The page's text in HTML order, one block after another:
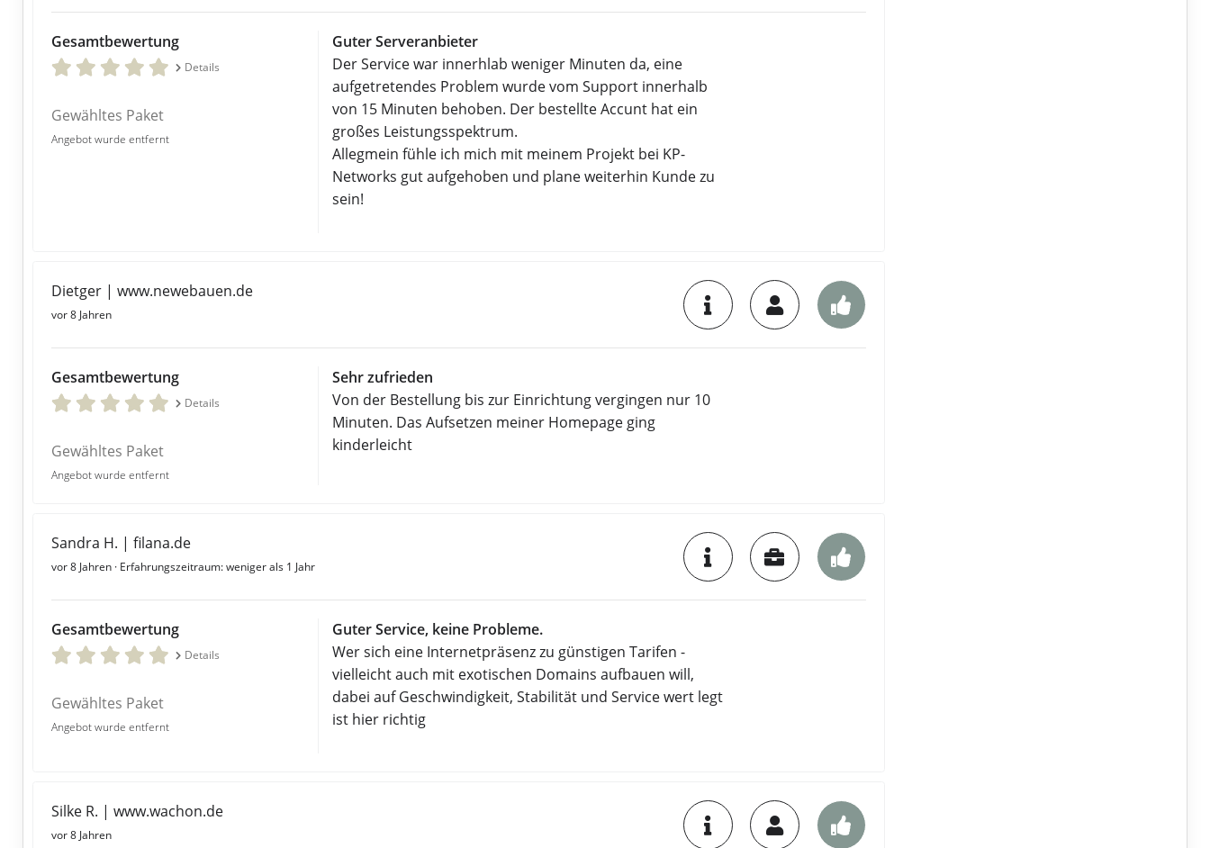
Gesamtbewertung
Details
Gewähltes Paket
Angebot wurde entfernt
Guter Serveranbieter
Der Service war innerhlab weniger Minuten da, eine
aufgetretendes Problem wurde vom Support innerhalb
von 15 Minuten behoben. Der bestellte Accunt hat ein
großes Leistungsspektrum.
Allegmein fühle ich mich mit meinem Projekt bei KP-
Networks gut aufgehoben und plane weiterhin Kunde zu
sein!
Dietger | www.newebauen.de
vor 8 Jahren
Gesamtbewertung
Details
Gewähltes Paket
Angebot wurde entfernt
Sehr zufrieden
Von der Bestellung bis zur Einrichtung vergingen nur 10
Minuten. Das Aufsetzen meiner Homepage ging
kinderleicht
Sandra H. | filana.de
vor 8 Jahren · Erfahrungszeitraum: weniger als 1 Jahr
Gesamtbewertung
Details
Gewähltes Paket
Angebot wurde entfernt
Guter Service, keine Probleme.
Wer sich eine Internetpräsenz zu günstigen Tarifen -
vielleicht auch mit exotischen Domains aufbauen will,
dabei auf Geschwindigkeit, Stabilität und Service wert legt
ist hier richtig
Silke R. | www.wachon.de
vor 8 Jahren